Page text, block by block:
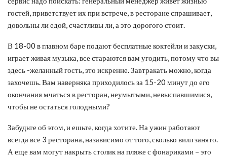
гостей, приветствует их при встрече, в ресторане спрашивает,
довольны ли едой, счастливы ли, а это дорогого стоит.
В 18-00 в главном баре подают бесплатные коктейли и закуски,
играет живая музыка, все стараются вам угодить, потому что вы
здесь -желанный гость, это искренне. Завтракать можно, когда
захочешь. Вам наверняка приходилось за 15-20 минут до его
окончания мчаться в ресторан, неумытыми, невыспавшимися,
чтобы не остаться голодными?
Забудьте об этом, и ешьте, когда хотите. На ужин работают
всегда все 3 ресторана, назависимо от того, сколько вилл занято.
А еще вам могут накрыть столик на пляже с фонариками – это